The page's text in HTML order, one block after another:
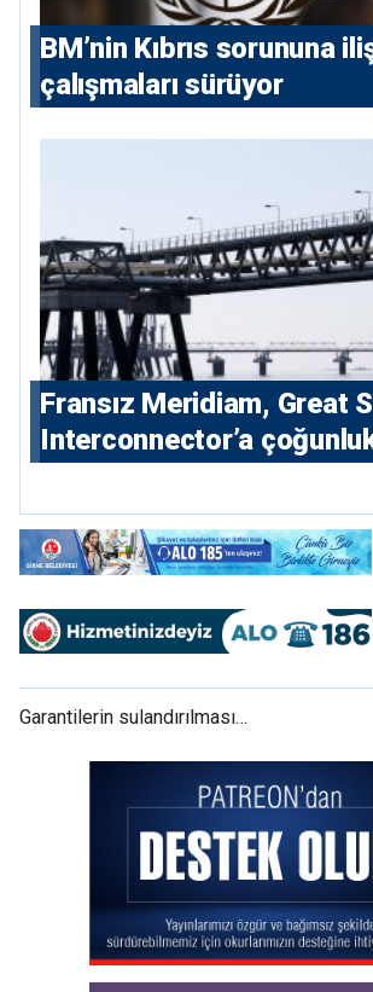
BM’nin Kıbrıs sorununa
çalışmaları sürüyor
Fransız Meridiam, Great
Interconnector’a
Garantilerin sulandırılması…